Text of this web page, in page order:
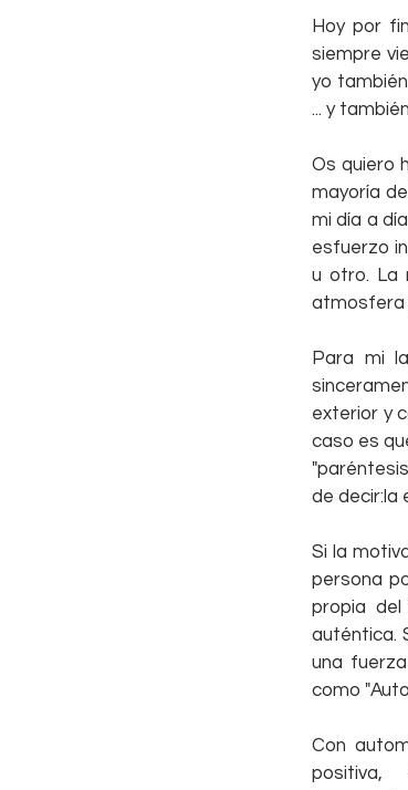
Hoy por
siempre
yo
... y
Os quiero
mayoría
mi día a
esfuerzo
u otro. La
atmosfera
Para mi
exterior y
caso es
de decir:la
Si la
persona
propia
auténtica.
una
como
Con
positiva,